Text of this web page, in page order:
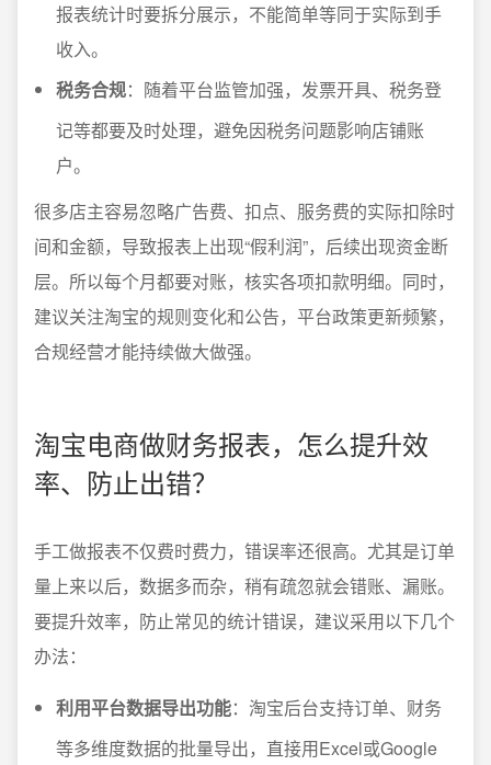
报表统计时要拆分展示，不能简单等同于实际到手
收入。
税务合规：随着平台监管加强，发票开具、税务登
记等都要及时处理，避免因税务问题影响店铺账
户。
很多店主容易忽略广告费、扣点、服务费的实际扣除时
间和金额，导致报表上出现“假利润”，后续出现资金断
层。所以每个月都要对账，核实各项扣款明细。同时，
建议关注淘宝的规则变化和公告，平台政策更新频繁，
合规经营才能持续做大做强。
淘宝电商做财务报表，怎么提升效
率、防止出错？
手工做报表不仅费时费力，错误率还很高。尤其是订单
量上来以后，数据多而杂，稍有疏忽就会错账、漏账。
要提升效率，防止常见的统计错误，建议采用以下几个
办法：
利用平台数据导出功能：淘宝后台支持订单、财务
等多维度数据的批量导出，直接用Excel或Google